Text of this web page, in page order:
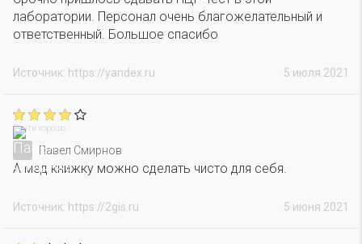
лаборатории. Персонал очень благожелательный и
ответственный. Большое спасибо
5 июля 2021
Источник: https://yandex.ru
Почти хорошо
Павел Смирнов
А мед книжку можно сделать чисто для себя.
5 июня 2021
Источник: https://2gis.ru